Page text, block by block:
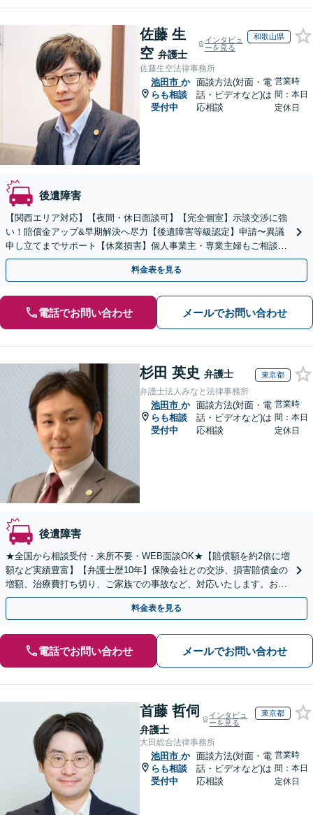
佐藤 生
空 弁護士
インタビュ
ーを見る
和歌山県
佐藤生空法律事務所
池田市 か
らも相談
受付中
面談方法(対面・電
話・ビデオなど)は
応相談
営業時
間：本日
定休日
後遺障害
【関西エリア対応】【夜間・休日面談可】【完全個室】示談交渉に強
い！賠償金アップ&早期解決へ尽力【後遺障害等級認定】申請〜異議
申し立てまでサポート【休業損害】個人事業主・専業主婦もご相談
を！弁護士費用特約の利用で自己負担ゼロに
料金表を見る
電話でお問い合わせ メールでお問い合わせ
杉田 英史 弁護士 東京都
弁護士法人みなと法律事務所
池田市 か
らも相談
受付中
面談方法(対面・電
話・ビデオなど)は
応相談
営業時
間：本日
定休日
後遺障害
★全国から相談受付・来所不要・WEB面談OK★【賠償額を約2倍に増
額など実績豊富】【弁護士歴10年】保険会社との交渉、損害賠償金の
増額、治療費打ち切り、ご家族での事故など、対応いたします。お早
めにご相談ください【初回相談・着手金無料】
料金表を見る
電話でお問い合わせ メールでお問い合わせ
首藤 哲伺
弁護士
インタビュ
ーを見る
東京都
大田総合法律事務所
池田市 か
らも相談
受付中
面談方法(対面・電
話・ビデオなど)は
応相談
営業時
間：本日
定休日